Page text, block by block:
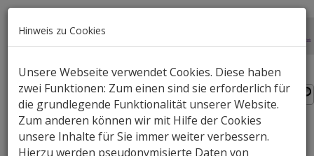
Hinweis zu Cookies
Unsere Webseite verwendet Cookies. Diese haben
zwei Funktionen: Zum einen sind sie erforderlich für
die grundlegende Funktionalität unserer Website.
Zum anderen können wir mit Hilfe der Cookies
unsere Inhalte für Sie immer weiter verbessern.
Hierzu werden pseudonymisierte Daten von